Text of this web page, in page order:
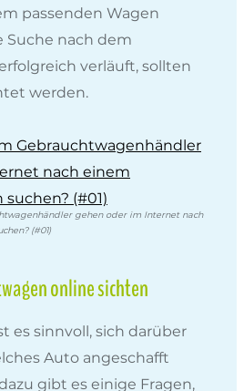
passenden Wagen
Suche nach dem
verläuft, sollten
werden.
gehen oder im Internet nach
(#01)
online sichten
es sinnvoll, sich darüber
Auto angeschafft
gibt es einige Fragen,